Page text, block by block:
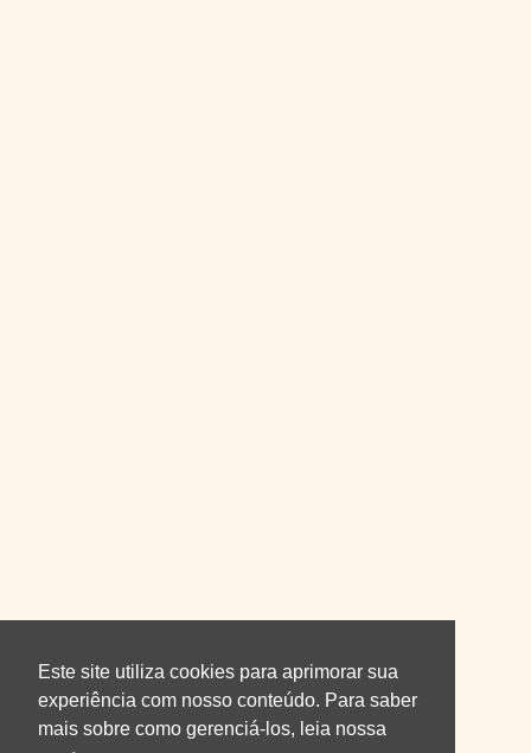
Este site utiliza cookies para aprimorar sua
experiência com nosso conteúdo. Para saber
mais sobre como gerenciá-los, leia nossa